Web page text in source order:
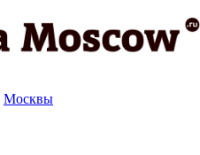
Москвы